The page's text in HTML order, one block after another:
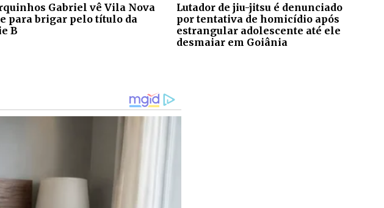
Gabriel vê Vila Nova
para brigar pelo título da
B
Lutador de jiu-jitsu é denunciado
por tentativa de homicídio após
estrangular adolescente até ele
desmaiar em Goiânia